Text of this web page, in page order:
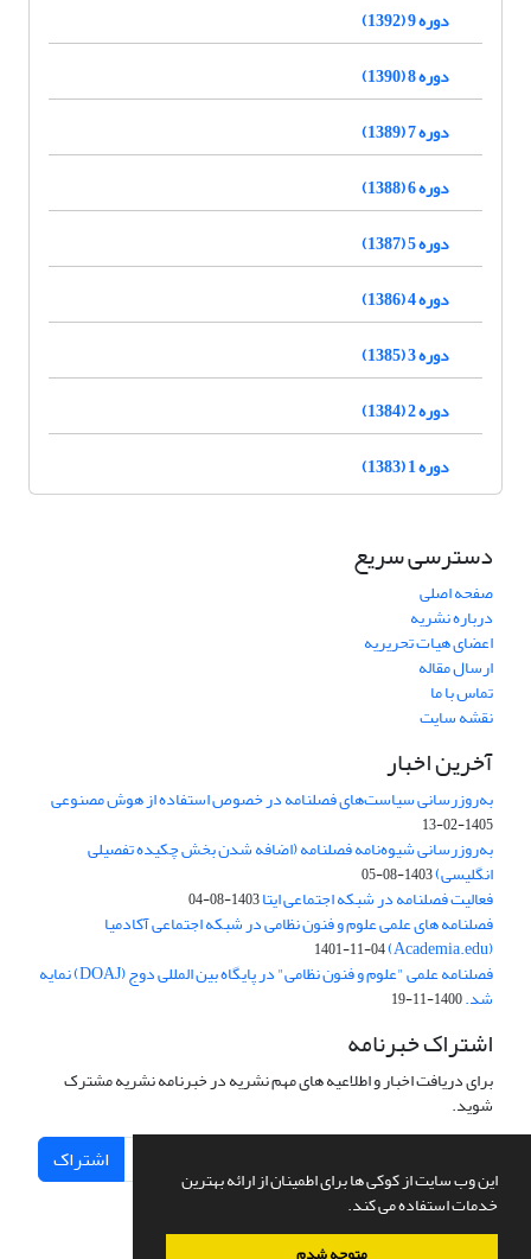
این وب سایت از کوکی ها برای اطمینان از ارائه بهترین
خدمات استفاده می کند.
دوره 9 (1392)
دوره 8 (1390)
دوره 7 (1389)
دوره 6 (1388)
دوره 5 (1387)
دوره 4 (1386)
دوره 3 (1385)
دوره 2 (1384)
دوره 1 (1383)
دسترسی سریع
صفحه اصلی
درباره نشریه
اعضای هیات تحریریه
ارسال مقاله
تماس با ما
نقشه سایت
آخرین اخبار
به‌روزرسانی سیاست‌های فصلنامه در خصوص استفاده از هوش مصنوعی
1405-02-13
به‌روزرسانی شیوه‌نامه فصلنامه (اضافه شدن بخش چکیده تفصیلی
انگلیسی)1403-08-05
فعالیت فصلنامه در شبکه اجتماعی ایتا1403-08-04
فصلنامه های علمی علوم و فنون نظامی در شبکه اجتماعی آکادمیا
(Academia.edu)
1401-11-04
فصلنامه علمی "علوم و فنون نظامی" در پایگاه بین المللی دوج (DOAJ) نمایه
شد.1400-11-19
اشتراک خبرنامه
برای دریافت اخبار و اطلاعیه های مهم نشریه در خبرنامه نشریه مشترک
شوید.
اشتراک